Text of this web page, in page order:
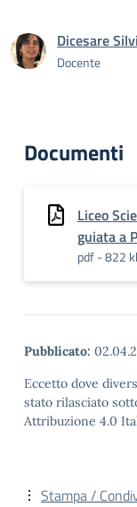
Dicesare
Docente
Documenti
Liceo
guiata a
pdf - 822
Pubblicato:
Eccetto dove
stato rilasciato
Attribuzione 4.0
Stampa /